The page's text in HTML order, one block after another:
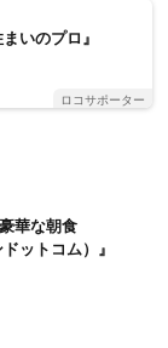
いのプロ』
ロコサポーター
華な朝食
ットコム）』